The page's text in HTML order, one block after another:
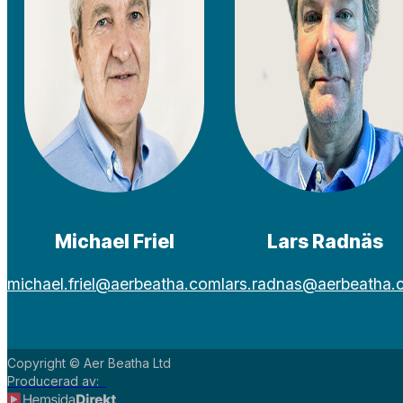
Michael Friel
michael.friel@aerbeatha.com
Lars Radnäs
Copyright © Aer Beatha Ltd
Producerad av: